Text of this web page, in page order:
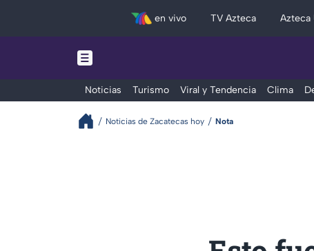
en vivo TV Azteca Azteca
Noticias Turismo Viral y Tendencia Clima
Noticias de Zacatecas hoy Nota